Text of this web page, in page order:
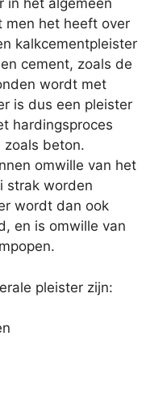
in het algemeen
men het heeft over
kalkcementpleister
cement, zoals de
wordt met
is dus een pleister
hardingsproces
beton.
omwille van het
strak worden
wordt dan ook
en is omwille van
pleister zijn: